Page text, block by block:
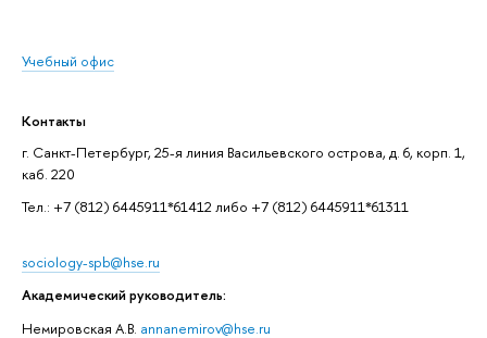
Учебный офис
Контакты
г. Санкт-Петербург, 25-я линия Васильевского острова, д. 6, корп. 1,
каб. 220
Тел.: +7 (812) 6445911*61412 либо +7 (812) 6445911*61311
sociology-spb@hse.ru
Академический руководитель:
Немировская А.В. annanemirov@hse.ru